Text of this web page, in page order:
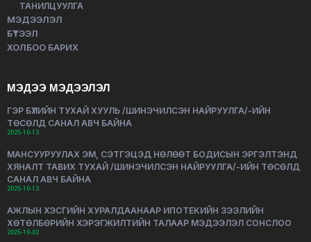
ТАНИЛЦУУЛГА
МЭДЭЭЛЭЛ
БҮТЭЭЛ
ХОЛБОО БАРИХ
МЭДЭЭ МЭДЭЭЛЭЛ
ГЭР БҮЛИЙН ТУХАЙ ХУУЛЬ /ШИНЭЧИЛСЭН НАЙРУУЛГА/-ИЙН
ТӨСӨЛД САНАЛ АВЧ БАЙНА
2025-10-13
МАНСУУРУУЛАХ ЭМ, СЭТГЭЦЭД НӨЛӨӨТ БОДИСЫН ЭРГЭЛТЭНД
ХЯНАЛТ ТАВИХ ТУХАЙ /ШИНЭЧИЛСЭН НАЙРУУЛГА/-ИЙН ТӨСӨЛД
САНАЛ АВЧ БАЙНА
2025-10-13
АЖЛЫН ХЭСГИЙН ХУРАЛДААНААР ИПОТЕКИЙН ЗЭЭЛИЙН
ХӨТӨЛБӨРИЙН ХЭРЭГЖИЛТИЙН ТАЛААР МЭДЭЭЛЭЛ СОНСЛОО
2025-10-02